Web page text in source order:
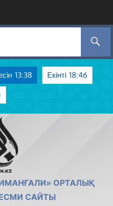
13:38 Екінті 18:46
ОРТАЛЫҚ
САЙТЫ